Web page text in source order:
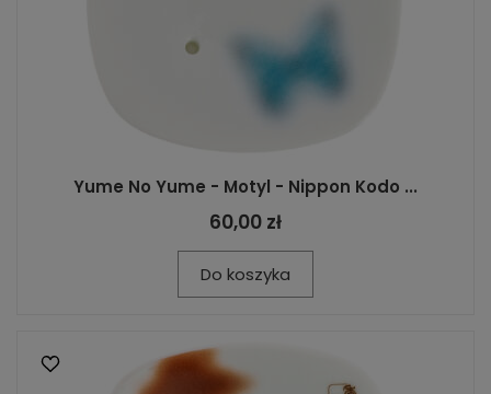
Yume No Yume - Motyl - Nippon Kodo ...
60,00 zł
Do koszyka